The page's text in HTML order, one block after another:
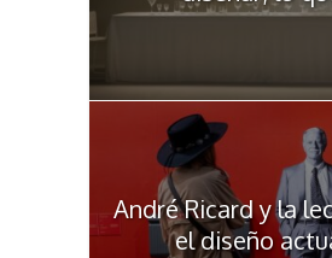
André Ricard y la
el diseño